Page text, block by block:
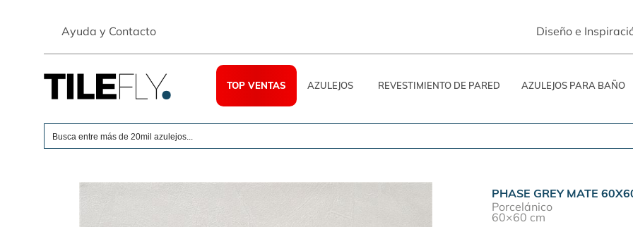
Ayuda y Contacto Diseño e
TOP VENTAS AZULEJOS REVESTIMIENTO DE PARED AZULEJOS PARA BAÑO
PHASE GREY MATE
Porcelánico
60×60 cm